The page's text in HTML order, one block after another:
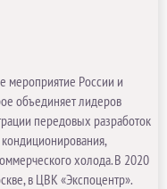
России и
объединяет лидеров
передовых разработок
холода. В 2020
в ЦВК «Экспоцентр».